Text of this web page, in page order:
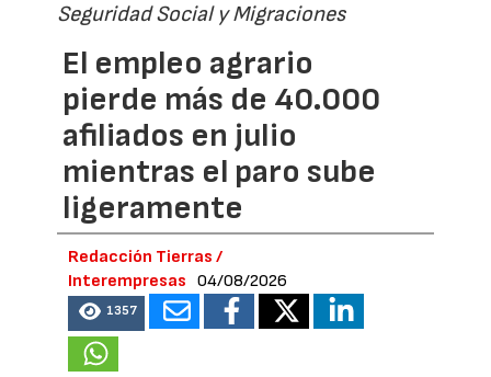
Seguridad Social y Migraciones
El empleo agrario
pierde más de 40.000
afiliados en julio
mientras el paro sube
ligeramente
Redacción Tierras /
Interempresas
04/08/2026
1357